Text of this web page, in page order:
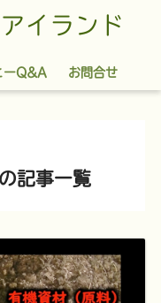
イランド
ーQ&A お問合せ
記事一覧